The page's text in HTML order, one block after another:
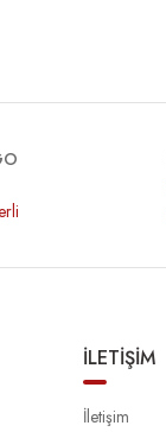
İLETİŞİM
İletişim